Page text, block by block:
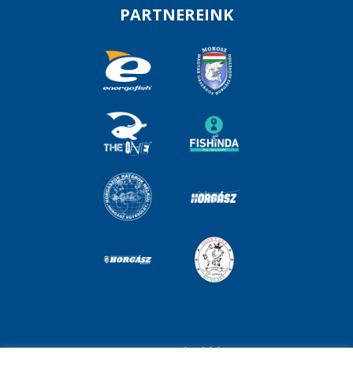
PARTNEREINK
Impresszum Adatvédelem